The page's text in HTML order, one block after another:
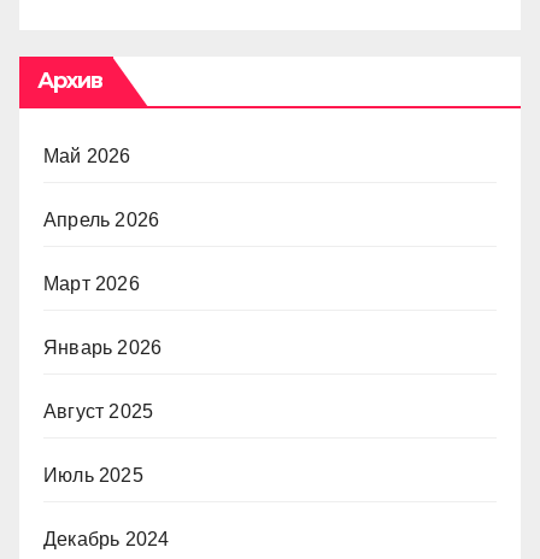
Архив
Май 2026
Апрель 2026
Март 2026
Январь 2026
Август 2025
Июль 2025
Декабрь 2024